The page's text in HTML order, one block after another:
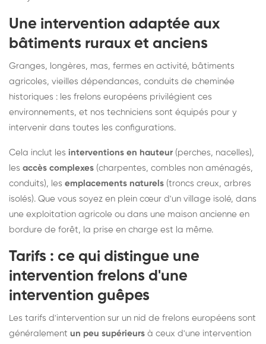
Une intervention adaptée aux
bâtiments ruraux et anciens
Granges, longères, mas, fermes en activité, bâtiments
agricoles, vieilles dépendances, conduits de cheminée
historiques : les frelons européens privilégient ces
environnements, et nos techniciens sont équipés pour y
intervenir dans toutes les configurations.
Cela inclut les interventions en hauteur (perches, nacelles),
les accès complexes (charpentes, combles non aménagés,
conduits), les emplacements naturels (troncs creux, arbres
isolés). Que vous soyez en plein cœur d'un village isolé, dans
une exploitation agricole ou dans une maison ancienne en
bordure de forêt, la prise en charge est la même.
Tarifs : ce qui distingue une
intervention frelons d'une
intervention guêpes
Les tarifs d'intervention sur un nid de frelons européens sont
généralement un peu supérieurs à ceux d'une intervention